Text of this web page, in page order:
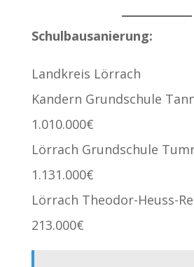
Schulbausanierung:
Landkreis Lörrach
Kandern Grundschule
1.010.000€
Lörrach Grundschule
1.131.000€
Lörrach Theodor-Heuss-
213.000€